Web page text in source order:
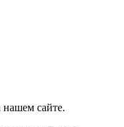
сайте.